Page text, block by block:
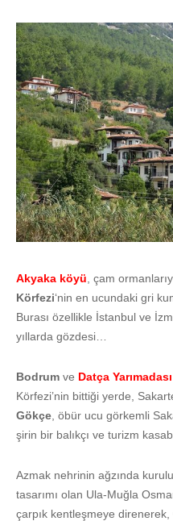
Akyaka köyü , çam
Körfezi‘nin en ucundaki gri
Burası özellikle İstanbul ve
yıllarda gözdesi…
Bodrum ve Datça Yarımadası
Körfezi’nin bittiği yerde,
Gökçe , öbür ucu görkemli
şirin bir balıkçı ve turizm
Azmak nehrinin ağzında
tasarımı olan Ula-Muğla
çarpık kentleşmeye direnerek,